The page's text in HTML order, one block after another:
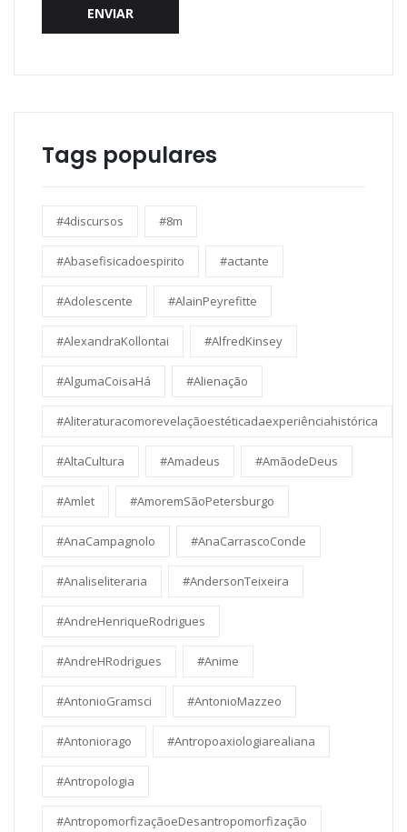
ENVIAR
Tags populares
#4discursos #8m
#Abasefisicadoespirito #actante
#Adolescente #AlainPeyrefitte
#AlexandraKollontai #AlfredKinsey
#AlgumaCoisaHá #Alienação
#Aliteraturacomorevelaçãoestéticadaexperiênciahistórica
#AltaCultura #Amadeus #AmãodeDeus
#Amlet #AmoremSãoPetersburgo
#AnaCampagnolo #AnaCarrascoConde
#Analiseliteraria #AndersonTeixeira
#AndreHenriqueRodrigues
#AndreHRodrigues #Anime
#AntonioGramsci #AntonioMazzeo
#Antoniorago #Antropoaxiologiarealiana
#Antropologia
#AntropomorfizaçãoeDesantropomorfização